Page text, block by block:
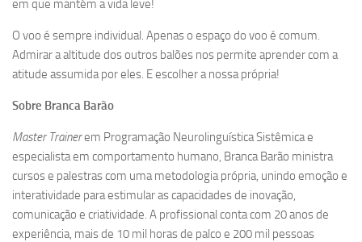
em que mantém a vida leve!
O voo é sempre individual. Apenas o espaço do voo é comum.
Admirar a altitude dos outros balões nos permite aprender com a
atitude assumida por eles. E escolher a nossa própria!
Sobre Branca Barão
Master Trainerem Programação Neurolinguística Sistêmica e
especialista em comportamento humano, Branca Barão ministra
cursos e palestras com uma metodologia própria, unindo emoção e
interatividade para estimular as capacidades de inovação,
comunicação e criatividade. A profissional conta com 20 anos de
experiência, mais de 10 mil horas de palco e 200 mil pessoas